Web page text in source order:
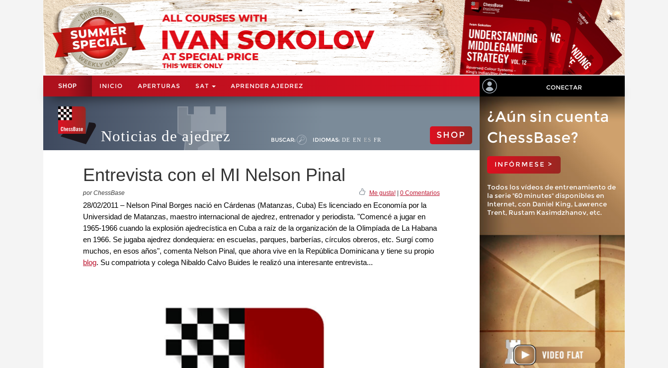
SHOP INICIO APERTURAS SAT APRENDER AJEDREZ CONECTAR
Noticias de ajedrez BUSCAR: IDIOMAS: DE EN ES FR SHOP
Entrevista con el MI Nelson Pinal
por ChessBase Me gusta!| 0 Comentarios
28/02/2011 – Nelson Pinal Borges nació en Cárdenas (Matanzas, Cuba) Es licenciado en Economía por la
Universidad de Matanzas, maestro internacional de ajedrez, entrenador y periodista. "Comencé a jugar en
1965-1966 cuando la explosión ajedrecística en Cuba a raíz de la organización de la Olimpíada de La Habana
en 1966. Se jugaba ajedrez dondequiera: en escuelas, parques, barberías, círculos obreros, etc. Surgí como
muchos, en esos años", comenta Nelson Pinal, que ahora vive en la República Dominicana y tiene su propio
blog. Su compatriota y colega Nibaldo Calvo Buides le realizó una interesante entrevista...
¿Aún sin cuenta
ChessBase?
INFÓRMESE >
Todos los vídeos de entrenamiento de
la serie "60 minutes" disponibles en
Internet, con Daniel King, Lawrence
Trent, Rustam Kasimdzhanov, etc.